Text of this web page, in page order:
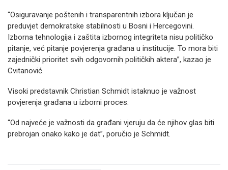
“Osiguravanje poštenih i transparentnih izbora ključan je
preduvjet demokratske stabilnosti u Bosni i Hercegovini.
Izborna tehnologija i zaštita izbornog integriteta nisu političko
pitanje, već pitanje povjerenja građana u institucije. To mora biti
zajednički prioritet svih odgovornih političkih aktera”, kazao je
Cvitanović.
Visoki predstavnik Christian Schmidt istaknuo je važnost
povjerenja građana u izborni proces.
“Od najveće je važnosti da građani vjeruju da će njihov glas biti
prebrojan onako kako je dat”, poručio je Schmidt.